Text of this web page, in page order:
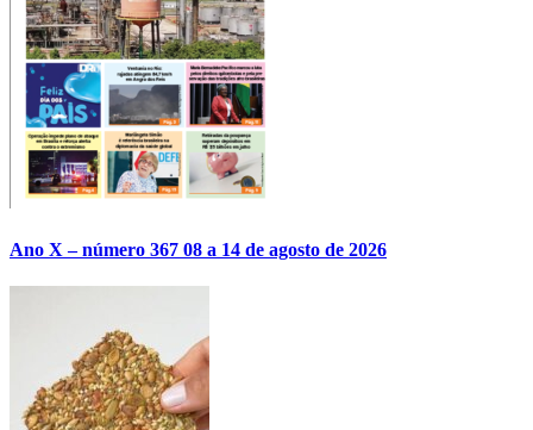
Ano X – número 367 08 a 14 de agosto de 2026